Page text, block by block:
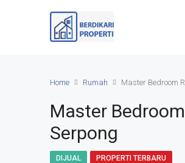
Home Rumah Master Bedroom
Master
Serpong
DIJUAL PROPERTI TERBARU